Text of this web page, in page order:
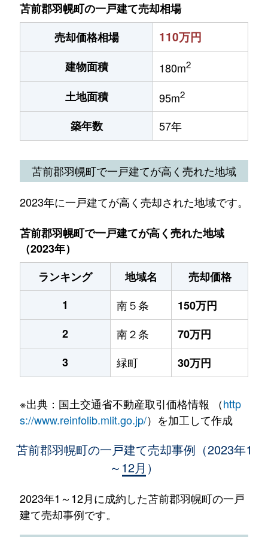
苫前郡羽幌町の一戸建て売却相場
売却価格相場
110万円
建物面積 180m2
土地面積 95m2
築年数 57年
苫前郡羽幌町で一戸建てが高く売れた地域
2023年に一戸建てが高く売却された地域です。
苫前郡羽幌町で一戸建てが高く売れた地域
（2023年）
ランキング
地域名
売却価格
1
南５条
150万円
2
南２条
70万円
3
緑町 30万円
※出典：国土交通省不動産取引価格情報 （http
s://www.reinfolib.mlit.go.jp/）を加工して作成
苫前郡羽幌町の一戸建て売却事例（2023年1
～12月）
2023年1～12月に成約した苫前郡羽幌町の一戸
建て売却事例です。